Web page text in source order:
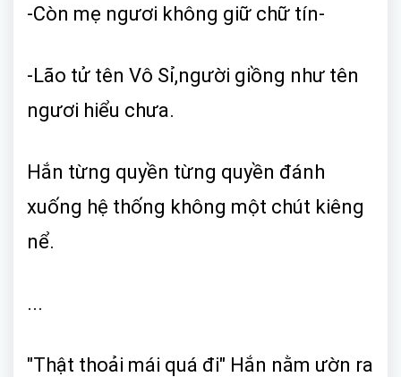
-Còn mẹ ngươi không giữ chữ tín-
-Lão tử tên Vô Sỉ,người giồng như tên
ngươi hiểu chưa.
Hắn từng quyền từng quyền đánh
xuống hệ thống không một chút kiêng
nể.
...
"Thật thoải mái quá đi" Hắn nằm ườn ra